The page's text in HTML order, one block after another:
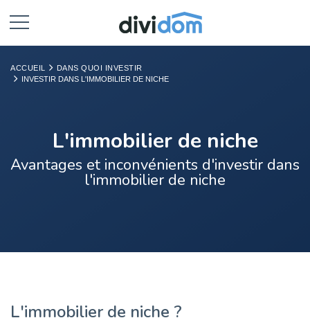
ACCUEIL
DANS QUOI INVESTIR
INVESTIR DANS L'IMMOBILIER DE NICHE
L'immobilier de niche
Avantages et inconvénients d'investir dans
l'immobilier de niche
L'immobilier de niche ?